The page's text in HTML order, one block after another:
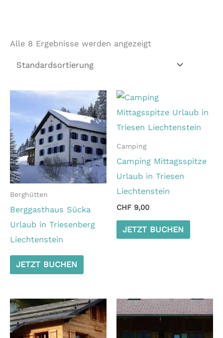
Alle 8 Ergebnisse werden angezeigt
Berghütten
Berggasthaus Sücka
Urlaub in Triesenberg
Liechtenstein
JETZT BUCHEN
Camping
Camping Mittagsspitze
Urlaub in Triesen
Liechtenstein
CHF 9,00
JETZT BUCHEN